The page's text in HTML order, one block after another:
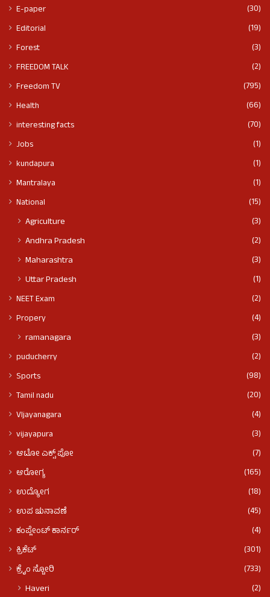
E-paper
(30)
Editorial
(19)
Forest
(3)
FREEDOM TALK
(2)
Freedom TV
(795)
Health
(66)
interesting facts
(70)
Jobs
(1)
kundapura
(1)
Mantralaya
(1)
National
(15)
Agriculture
(3)
Andhra Pradesh
(2)
Maharashtra
(3)
Uttar Pradesh
(1)
NEET Exam
(2)
Propery
(4)
ramanagara (3)
puducherry
(2)
Sports
(98)
Tamil nadu
(20)
VIjayanagara
(4)
vijayapura
(3)
ಆಟೋ ಎಕ್ಸ್ ಪೋ
(7)
ಆರೋಗ್ಯ
(165)
ಉದ್ಯೋಗ
(18)
ಉಪ ಚುನಾವಣೆ
(45)
ಕಂಪ್ಲೇಂಟ್ ಕಾರ್ನರ್
(4)
ಕ್ರಿಕೆಟ್
(301)
ಕ್ರೈಂ ಸ್ಟೋರಿ
(733)
Haveri (2)